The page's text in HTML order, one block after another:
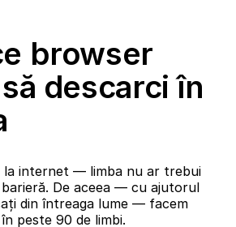
browser
descarci în
la internet — limba nu ar trebui
De aceea — cu ajutorul
din întreaga lume — facem
peste 90 de limbi.